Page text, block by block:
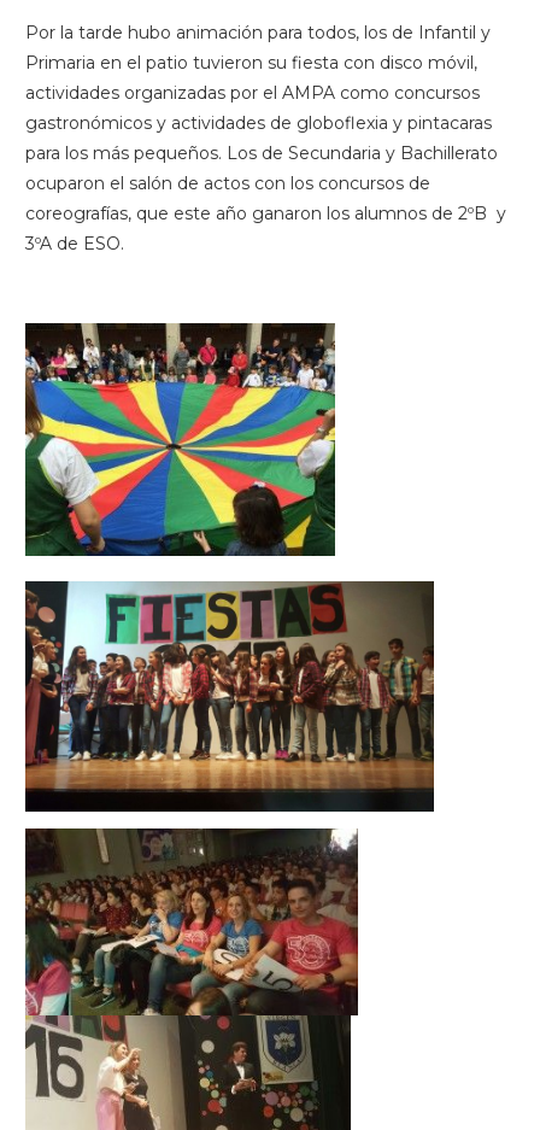
Por la tarde hubo animación para todos, los de Infantil y
Primaria en el patio tuvieron su fiesta con disco móvil,
actividades organizadas por el AMPA como concursos
gastronómicos y actividades de globoflexia y pintacaras
para los más pequeños. Los de Secundaria y Bachillerato
ocuparon el salón de actos con los concursos de
coreografías, que este año ganaron los alumnos de 2ºB y
3ºA de ESO.